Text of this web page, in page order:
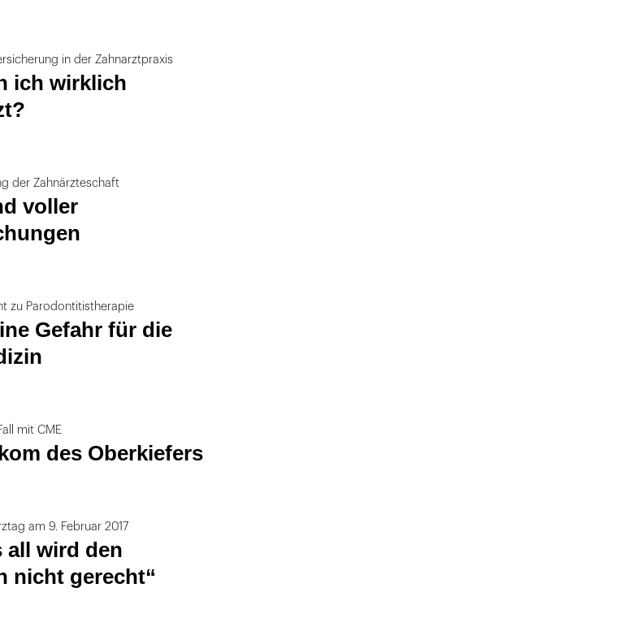
in der Zahnarztpraxis
ich wirklich
der Zahnärzteschaft
voller
zu Parodontitistherapie
Gefahr für die
mit CME
des Oberkiefers
am 9. Februar 2017
all wird den
nicht gerecht“